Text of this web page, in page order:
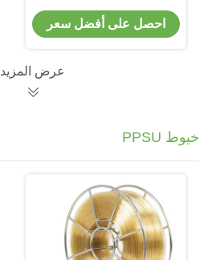
1.75mm المواد
الاستهلاكية للطباعة
احصل على أفضل سعر
عرض المزيد
خيوط PPSU